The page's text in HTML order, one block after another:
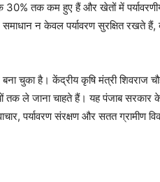
30% तक कम हुए हैं और खेतों में
समाधान न केवल पर्यावरण सुरक्षित रखते
बना चुका है। केंद्रीय कृषि मंत्री शिवराज
तक ले जाना चाहते हैं। यह पंजाब सरकार
पर्यावरण संरक्षण और सतत ग्रामीण